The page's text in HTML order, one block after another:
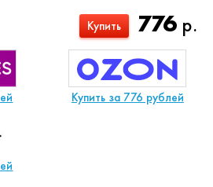
776 р.
Купить
Купить за 776 рублей